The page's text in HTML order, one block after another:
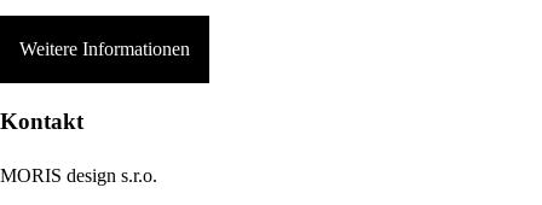
Weitere Informationen
Kontakt
MORIS design s.r.o.